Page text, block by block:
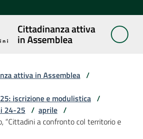
Cittadinanza attiva
in Assemblea
in
attiva in Assemblea /
iscrizione e modulistica /
24-25 / aprile /
“Cittadini a confronto col territorio e